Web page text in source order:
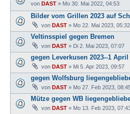
von DAST » Mo 30. Mai 2022, 04:53
Bilder vom Grillen 2023 auf
von DAST » Mo 22. Mai 2023, 05:32
Veltinsspiel gegen Bremen
von DAST » Di 2. Mai 2023, 07:07
gegen Leverkusen 2023--1 April
von DAST » Mi 5. Apr 2023, 09:57
gegen Wolfsburg
von DAST » Mo 27. Feb 2023,
Mütze gegen WB
von DAST » Mo 13. Feb 2023,